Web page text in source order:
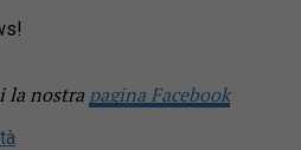
la nostra pagina Facebook